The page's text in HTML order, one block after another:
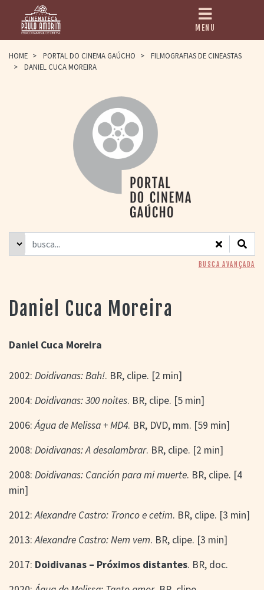
HOME
PAULO AMORIM
> HOMENAGEADOS
> EQUIPE
> ASSOCIAÇÃO DOS
> BIBLIOTECA
ROMEU GRIMALDI
> GRADE SEMANAL
> PREÇOS E
DESCONTOS
PORTAL DO
CINEMA GAÚCHO
> BUSCA AVANÇADA
> FILMOGRAFIAS DE
> DISCOGRAFIAS
CONTATO E
LOCALIZAÇÃO
MENU
HOME > PORTAL DO CINEMA GAÚCHO >
FILMOGRAFIAS DE CINEASTAS
>
DANIEL CUCA MOREIRA
BUSCA AVANÇADA
Daniel Cuca Moreira
Daniel Cuca Moreira
2002: Doidivanas: Bah!. BR, clipe. [2 min]
2004: Doidivanas: 300 noites. BR, clipe. [5 min]
2006:Água de Melissa + MD4. BR, DVD, mm. [59 min]
2008: Doidivanas: A desalambrar. BR, clipe. [2 min]
2008: Doidivanas: Canción para mi muerte. BR, clipe. [4
min]
2012:Alexandre Castro: Tronco e cetim. BR, clipe. [3 min]
2013:Alexandre Castro: Nem vem. BR, clipe. [3 min]
2017: Doidivanas – Próximos distantes. BR, doc.